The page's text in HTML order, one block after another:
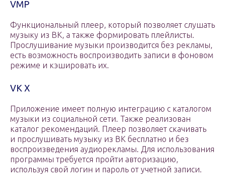
VMP
Функциональный плеер, который позволяет слушать
музыку из ВК, а также формировать плейлисты.
Прослушивание музыки производится без рекламы,
есть возможность воспроизводить записи в фоновом
режиме и кэшировать их.
VK X
Приложение имеет полную интеграцию с каталогом
музыки из социальной сети. Также реализован
каталог рекомендаций. Плеер позволяет скачивать
и прослушивать музыку из ВК бесплатно и без
воспроизведения аудиорекламы. Для использования
программы требуется пройти авторизацию,
используя свой логин и пароль от учетной записи.